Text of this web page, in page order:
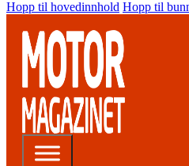
Hopp til hovedinnhold Hopp til